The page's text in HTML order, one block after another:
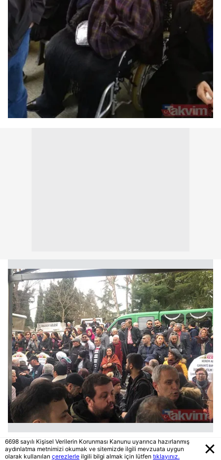
6698 sayılı Kişisel Verilerin Korunması Kanunu uyarınca hazırlanmış
aydınlatma metnimizi okumak ve sitemizde ilgili mevzuata uygun
olarak kullanılan çerezlerle ilgili bilgi almak için lütfen tıklayınız.